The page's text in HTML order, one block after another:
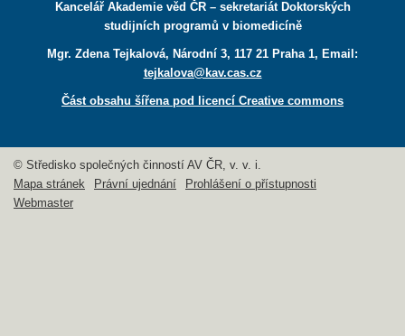
Kancelář Akademie věd ČR – sekretariát Doktorských
studijních programů v biomedicíně
Mgr. Zdena Tejkalová, Národní 3, 117 21 Praha 1, Email:
tejkalova@kav.cas.cz
Část obsahu šířena pod licencí Creative commons
© Středisko společných činností AV ČR, v. v. i.
Mapa stránek
Právní ujednání
Prohlášení o přístupnosti
Webmaster